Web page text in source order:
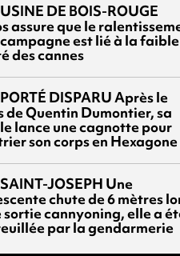
USINE DE BOIS-ROUGE
assure que le
est lié à la faible
des cannes
PORTÉ DISPARUAprès le
de Quentin Dumontier, sa
lance une cagnotte pour
son corps en Hexagone
SAINT-JOSEPH Une
chute de 6 mètres
sortie cannyoning, elle a
par la gendarmerie